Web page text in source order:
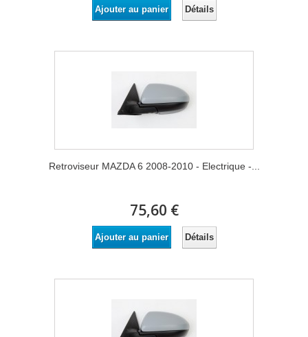
Ajouter au panier Détails
Retroviseur MAZDA 6 2008-2010 - Electrique -...
75,60 €
Ajouter au panier Détails